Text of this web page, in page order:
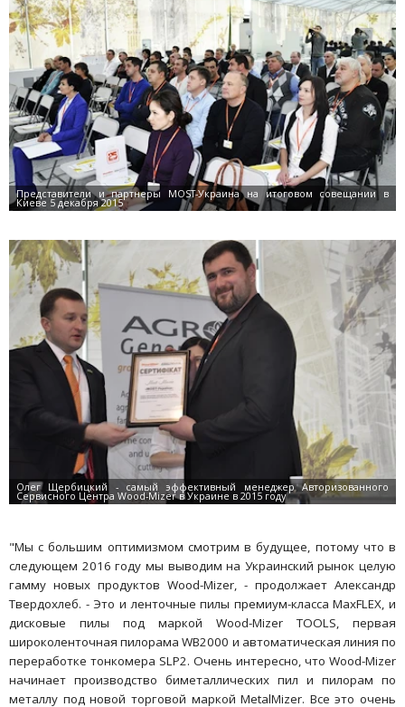
"Мы с большим оптимизмом смотрим в будущее, потому что в
следующем 2016 году мы выводим на Украинский рынок целую
гамму новых продуктов Wood-Mizer, - продолжает Александр
Твердохлеб. - Это и ленточные пилы премиум-класса MaxFLEX, и
дисковые пилы под маркой Wood-Mizer TOOLS, первая
широколенточная пилорама WB2000 и автоматическая линия по
переработке тонкомера SLP2. Очень интересно, что Wood-Mizer
начинает производство биметаллических пил и пилорам по
металлу под новой торговой маркой MetalMizer. Все это очень